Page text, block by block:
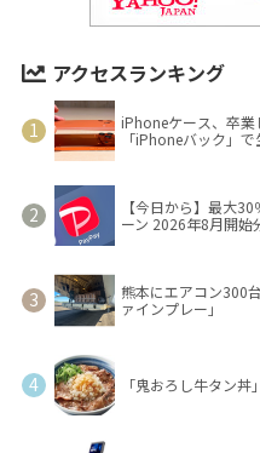
アクセスランキング
iPhoneケース、卒
「iPhoneバック」で
【今日から】最大
ーン 2026年8月開始
熊本にエアコン300
ァインプレー」
「鬼おろし牛タン